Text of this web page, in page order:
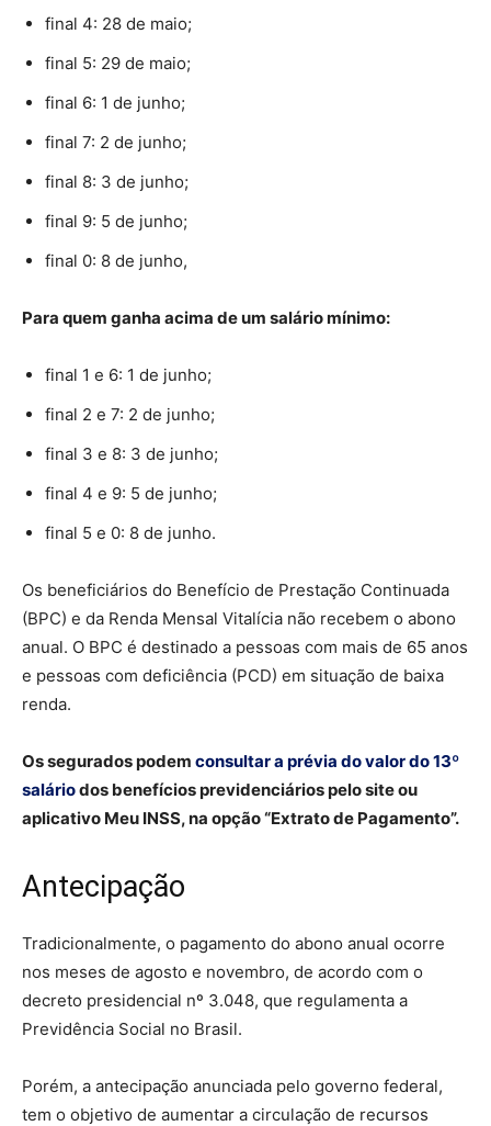
final 4: 28 de maio;
final 5: 29 de maio;
final 6: 1 de junho;
final 7: 2 de junho;
final 8: 3 de junho;
final 9: 5 de junho;
final 0: 8 de junho,
Para quem ganha acima de um salário mínimo:
final 1 e 6: 1 de junho;
final 2 e 7: 2 de junho;
final 3 e 8: 3 de junho;
final 4 e 9: 5 de junho;
final 5 e 0: 8 de junho.
Os beneficiários do Benefício de Prestação Continuada
(BPC) e da Renda Mensal Vitalícia não recebem o abono
anual. O BPC é destinado a pessoas com mais de 65 anos
e pessoas com deficiência (PCD) em situação de baixa
renda.
Os segurados podem consultar a prévia do valor do 13º
saláriodos benefícios previdenciários pelo site ou
aplicativo Meu INSS, na opção “Extrato de Pagamento”.
Antecipação
Tradicionalmente, o pagamento do abono anual ocorre
nos meses de agosto e novembro, de acordo com o
decreto presidencial nº 3.048, que regulamenta a
Previdência Social no Brasil.
Porém, a antecipação anunciada pelo governo federal,
tem o objetivo de aumentar a circulação de recursos